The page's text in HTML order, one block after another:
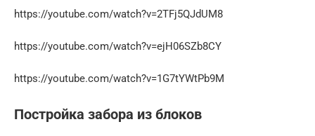
https://youtube.com/watch?v=2TFj5QJdUM8
https://youtube.com/watch?v=ejH06SZb8CY
https://youtube.com/watch?v=1G7tYWtPb9M
Постройка забора из блоков